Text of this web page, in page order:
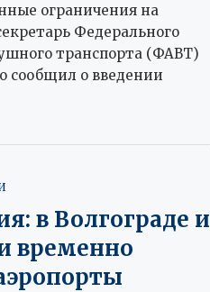
ограничения на
Федерального
транспорта (ФАВТ)
сообщил о введении
в Волгограде и
временно